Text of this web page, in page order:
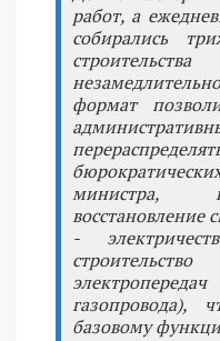
работ, а
собирались
формат
министра,
восстановление
-
газопровода),
базовому